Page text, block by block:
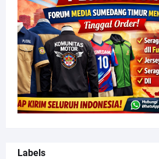
Labels